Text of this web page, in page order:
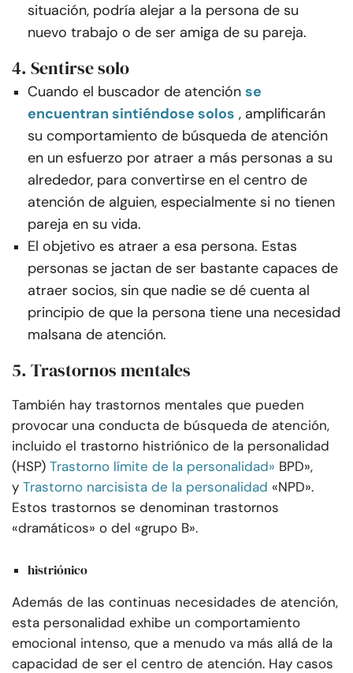
situación, podría alejar a la persona de su
nuevo trabajo o de ser amiga de su pareja.
4. Sentirse solo
Cuando el buscador de atención se
encuentran sintiéndose solos , amplificarán
su comportamiento de búsqueda de atención
en un esfuerzo por atraer a más personas a su
alrededor, para convertirse en el centro de
atención de alguien, especialmente si no tienen
pareja en su vida.
El objetivo es atraer a esa persona. Estas
personas se jactan de ser bastante capaces de
atraer socios, sin que nadie se dé cuenta al
principio de que la persona tiene una necesidad
malsana de atención.
5. Trastornos mentales
También hay trastornos mentales que pueden
provocar una conducta de búsqueda de atención,
incluido el trastorno histriónico de la personalidad
(HSP) Trastorno límite de la personalidad» BPD»,
y Trastorno narcisista de la personalidad «NPD».
Estos trastornos se denominan trastornos
«dramáticos» o del «grupo B».
histriónico
Además de las continuas necesidades de atención,
esta personalidad exhibe un comportamiento
emocional intenso, que a menudo va más allá de la
capacidad de ser el centro de atención. Hay casos